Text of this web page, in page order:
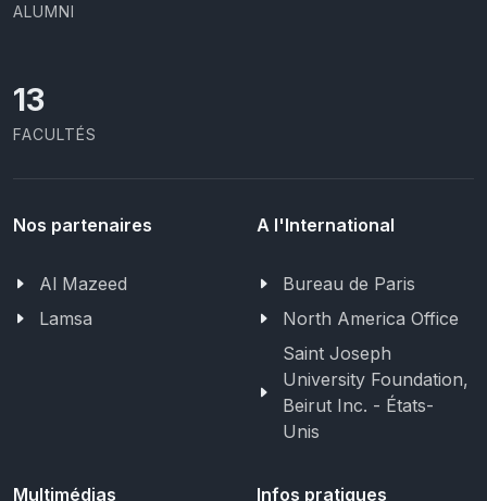
ALUMNI
13
FACULTÉS
Nos partenaires
Al Mazeed
Lamsa
A l'International
Bureau de Paris
North America Office
Saint Joseph
University Foundation,
Beirut Inc. - États-
Unis
Multimédias Infos pratiques